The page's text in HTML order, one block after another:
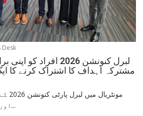
Desk
لبرل کنونشن 2026
مشترکہ اہداف کا اشتراک کرنے کا
اور نئے عزم سے بھرے ہوئے...